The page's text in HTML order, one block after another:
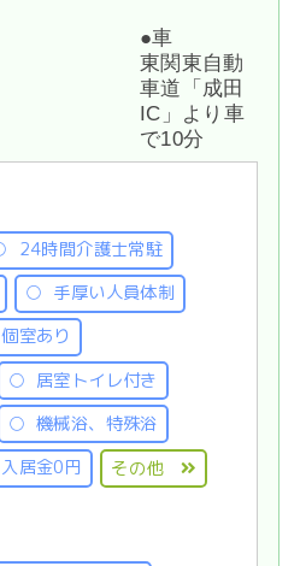
●車
東関東自動
車道「成田
IC」より車
で10分
24時間介護士常駐
手厚い人員体制
個室あり
居室トイレ付き
機械浴、特殊浴
入居金0円 その他